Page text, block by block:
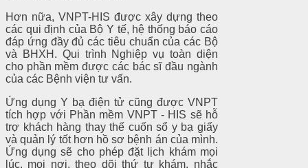
Hơn nữa, VNPT-HIS được xây dựng theo
các qui định của Bộ Y tế, hệ thống báo cáo
đáp ứng đầy đủ các tiêu chuẩn của các Bộ
và BHXH. Qui trình Nghiệp vụ toàn diện
cho phần mềm được các bác sĩ đầu ngành
của các Bệnh viện tư vấn.
Ứng dụng Y bạ điện tử cũng được VNPT
tích hợp với Phần mềm VNPT - HIS sẽ hỗ
trợ khách hàng thay thế cuốn sổ y bạ giấy
và quản lý tốt hơn hồ sơ bệnh án của mình.
Ứng dụng sẽ cho phép đặt lịch khám mọi
lúc, mọi nơi, theo dõi thứ tự khám, nhắc